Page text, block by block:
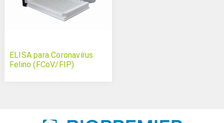
ELISA para Coronavírus
Felino (FCoV/FIP)